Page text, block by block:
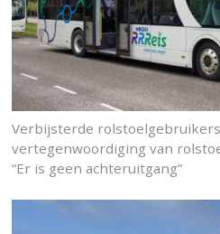
Verbijsterde
vertegenwoordiging van
“Er is geen achteruitgang”